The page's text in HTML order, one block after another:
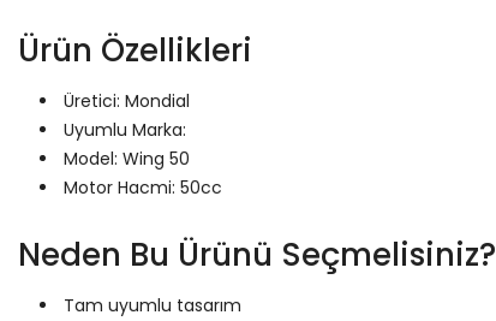
Ürün Özellikleri
Üretici: Mondial
Uyumlu Marka:
Model: Wing 50
Motor Hacmi: 50cc
Neden Bu Ürünü Seçmelisiniz?
Tam uyumlu tasarım